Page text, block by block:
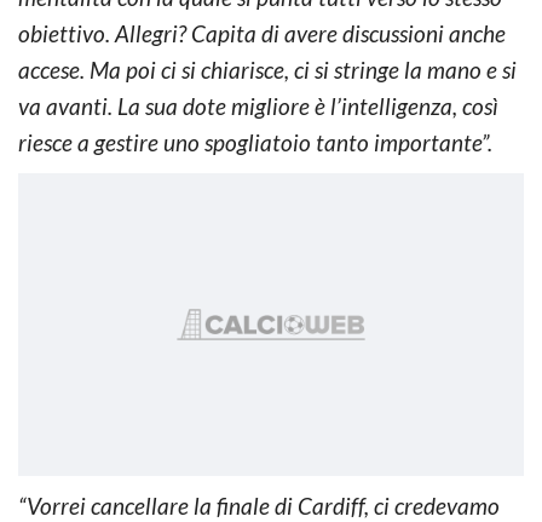
obiettivo. Allegri? Capita di avere discussioni anche
accese. Ma poi ci si chiarisce, ci si stringe la mano e si
va avanti. La sua dote migliore è l’intelligenza, così
riesce a gestire uno spogliatoio tanto importante”.
“Vorrei cancellare la finale di Cardiff, ci credevamo